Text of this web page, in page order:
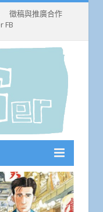
徵稿與推廣合作
FB